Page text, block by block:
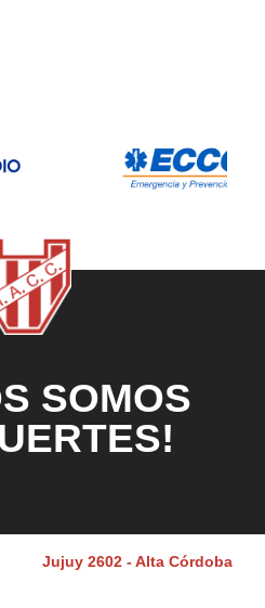
SOMOS
Jujuy 2602 - Alta Córdoba